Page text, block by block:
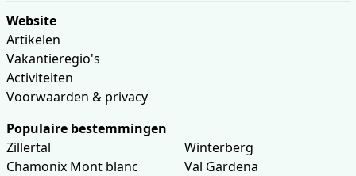
Website
Artikelen
Vakantieregio's
Activiteiten
Voorwaarden & privacy
Populaire bestemmingen
Zillertal
Chamonix Mont blanc
Winterberg
Val Gardena